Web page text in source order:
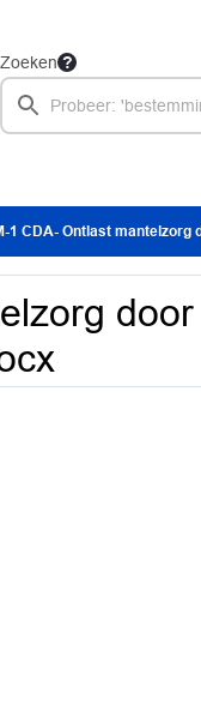
Zoeken
1 CDA- Ontlast mantelzorg